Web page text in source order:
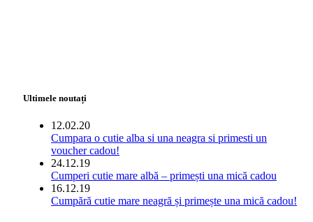
Ultimele noutați
12.02.20
Cumpara o cutie alba si una neagra si primesti un
voucher cadou!
24.12.19
Cumperi cutie mare albă – primești una mică cadou
16.12.19
Cumpără cutie mare neagră și primește una mică cadou!